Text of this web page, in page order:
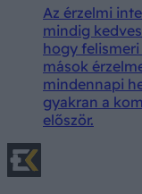
Az érzelmi
mindig
hogy felismeri
mások
mindennapi
gyakran a
először.